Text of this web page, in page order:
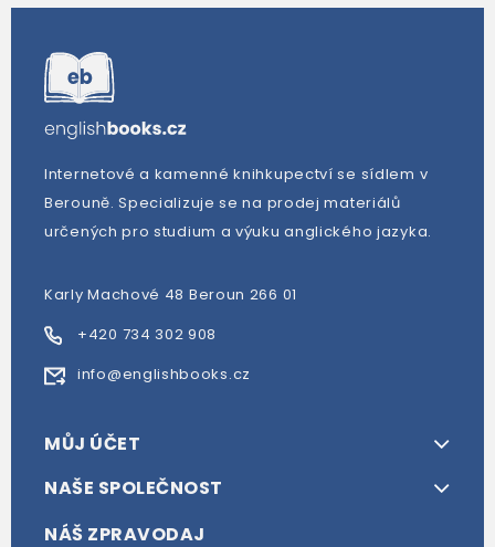
Internetové a kamenné knihkupectví se sídlem v
Berouně. Specializuje se na prodej materiálů
určených pro studium a výuku anglického jazyka.
Karly Machové 48 Beroun 266 01
+420 734 302 908
info@englishbooks.cz
MŮJ ÚČET
NAŠE SPOLEČNOST
NÁŠ ZPRAVODAJ